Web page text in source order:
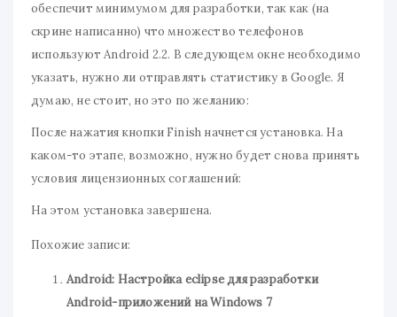
обеспечит минимумом для разработки, так как (на
скрине написанно) что множество телефонов
используют Android 2.2. В следующем окне необходимо
указать, нужно ли отправлять статистику в Google. Я
думаю, не стоит, но это по желанию:
После нажатия кнопки Finish начнется установка. На
каком-то этапе, возможно, нужно будет снова принять
условия лицензионных соглашений:
На этом установка завершена.
Похожие записи:
Android: Настройка eclipse для разработки
Android-приложений на Windows 7